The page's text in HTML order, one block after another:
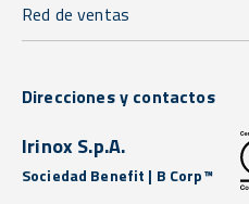
Red de ventas
Direcciones y contactos
Irinox S.p.A.
Sociedad Benefit | B Corp™